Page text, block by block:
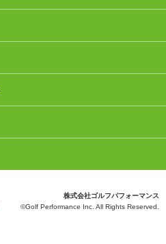
株式会社ゴルフパフォーマンス
©Golf Performance Inc. All Rights Reserved.